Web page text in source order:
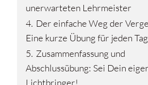
unerwarteten Lehrmeister
4. Der einfache Weg der
Eine kurze Übung für jeden Tag
5. Zusammenfassung und
Abschlussübung: Sei Dein
Lichtbringer!